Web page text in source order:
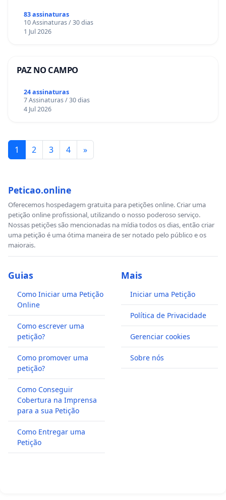
83 assinaturas
10 Assinaturas / 30 dias
1 Jul 2026
PAZ NO CAMPO
24 assinaturas
7 Assinaturas / 30 dias
4 Jul 2026
1 2 3 4 »
Peticao.online
Oferecemos hospedagem gratuita para petições online. Criar uma
petição online profissional, utilizando o nosso poderoso serviço.
Nossas petições são mencionadas na mídia todos os dias, então criar
uma petição é uma ótima maneira de ser notado pelo público e os
maiorais.
Guias
Como Iniciar uma Petição
Online
Como escrever uma
petição?
Como promover uma
petição?
Como Conseguir
Cobertura na Imprensa
para a sua Petição
Como Entregar uma
Petição
Mais
Iniciar uma Petição
Política de Privacidade
Gerenciar cookies
Sobre nós